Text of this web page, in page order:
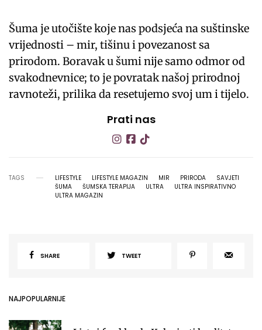
Šuma je utočište koje nas podsjeća na suštinske
vrijednosti – mir, tišinu i povezanost sa
prirodom. Boravak u šumi nije samo odmor od
svakodnevnice; to je povratak našoj prirodnoj
ravnoteži, prilika da resetujemo svoj um i tijelo.
Prati nas
TAGS LIFESTYLE LIFESTYLE MAGAZIN MIR PRIRODA
SAVJETI
ŠUMA
ŠUMSKA TERAPIJA ULTRA
ULTRA INSPIRATIVNO
ULTRA MAGAZIN
SHARE TWEET
NAJPOPULARNIJE